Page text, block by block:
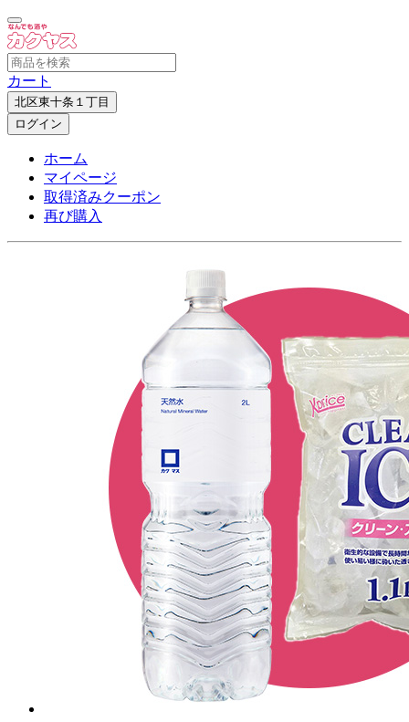
カート
北区東十条１丁目
ログイン
ホーム
マイページ
取得済みクーポン
再び購入